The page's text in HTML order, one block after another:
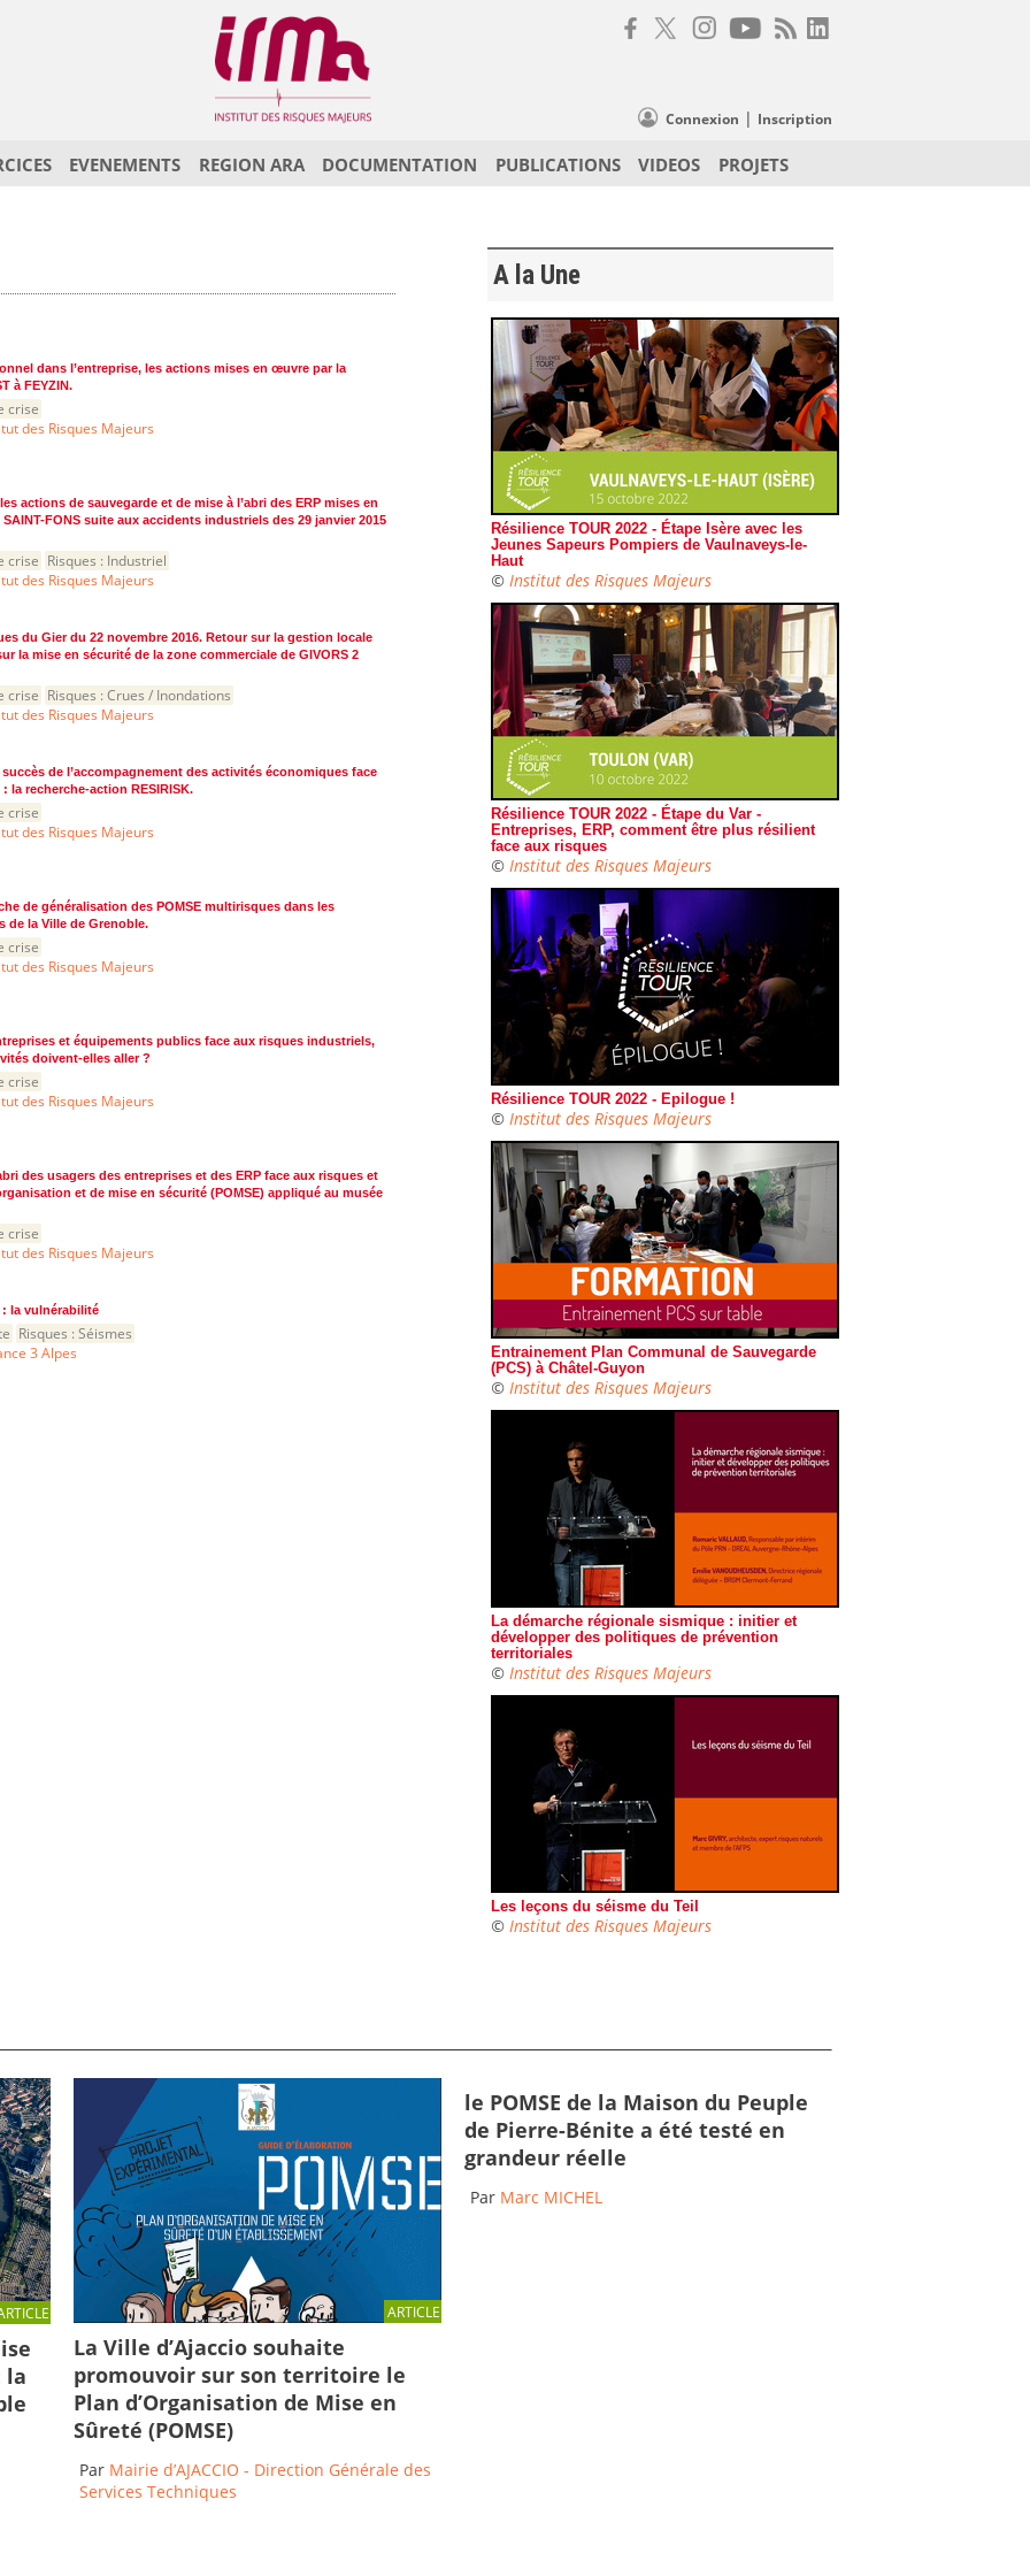
Connexion | Inscription
EVENEMENTS REGION ARA DOCUMENTATION PUBLICATIONS VIDEOS PROJETS
dans l’entreprise, les actions mises en œuvre par la
à FEYZIN.
crise
des Risques Majeurs
actions de sauvegarde et de mise à l’abri des ERP mises en
FONS suite aux accidents industriels des 29 janvier 2015
crise Risques : Industriel
des Risques Majeurs
du Gier du 22 novembre 2016. Retour sur la gestion locale
la mise en sécurité de la zone commerciale de GIVORS 2
crise Risques : Crues / Inondations
des Risques Majeurs
de l’accompagnement des activités économiques face
la recherche-action RESIRISK.
crise
des Risques Majeurs
de généralisation des POMSE multirisques dans les
de la Ville de Grenoble.
crise
des Risques Majeurs
et équipements publics face aux risques industriels,
doivent-elles aller ?
crise
des Risques Majeurs
des usagers des entreprises et des ERP face aux risques et
et de mise en sécurité (POMSE) appliqué au musée
crise
des Risques Majeurs
: la vulnérabilité
Risques : Séismes
3 Alpes
A la Une
Résilience TOUR 2022 - Étape Isère avec les
Jeunes Sapeurs Pompiers de Vaulnaveys-le-
Haut
© Institut des Risques Majeurs
Résilience TOUR 2022 - Étape du Var -
Entreprises, ERP, comment être plus résilient
face aux risques
© Institut des Risques Majeurs
Résilience TOUR 2022 - Epilogue !
© Institut des Risques Majeurs
Entrainement Plan Communal de Sauvegarde
(PCS) à Châtel-Guyon
© Institut des Risques Majeurs
La démarche régionale sismique : initier et
développer des politiques de prévention
territoriales
© Institut des Risques Majeurs
Les leçons du séisme du Teil
© Institut des Risques Majeurs
la
ARTICLE
La Ville d’Ajaccio souhaite
promouvoir sur son territoire le
Plan d’Organisation de Mise en
Sûreté (POMSE)
Par Mairie d’AJACCIO - Direction Générale des
Services Techniques
le POMSE de la Maison du Peuple
de Pierre-Bénite a été testé en
grandeur réelle
Par Marc MICHEL